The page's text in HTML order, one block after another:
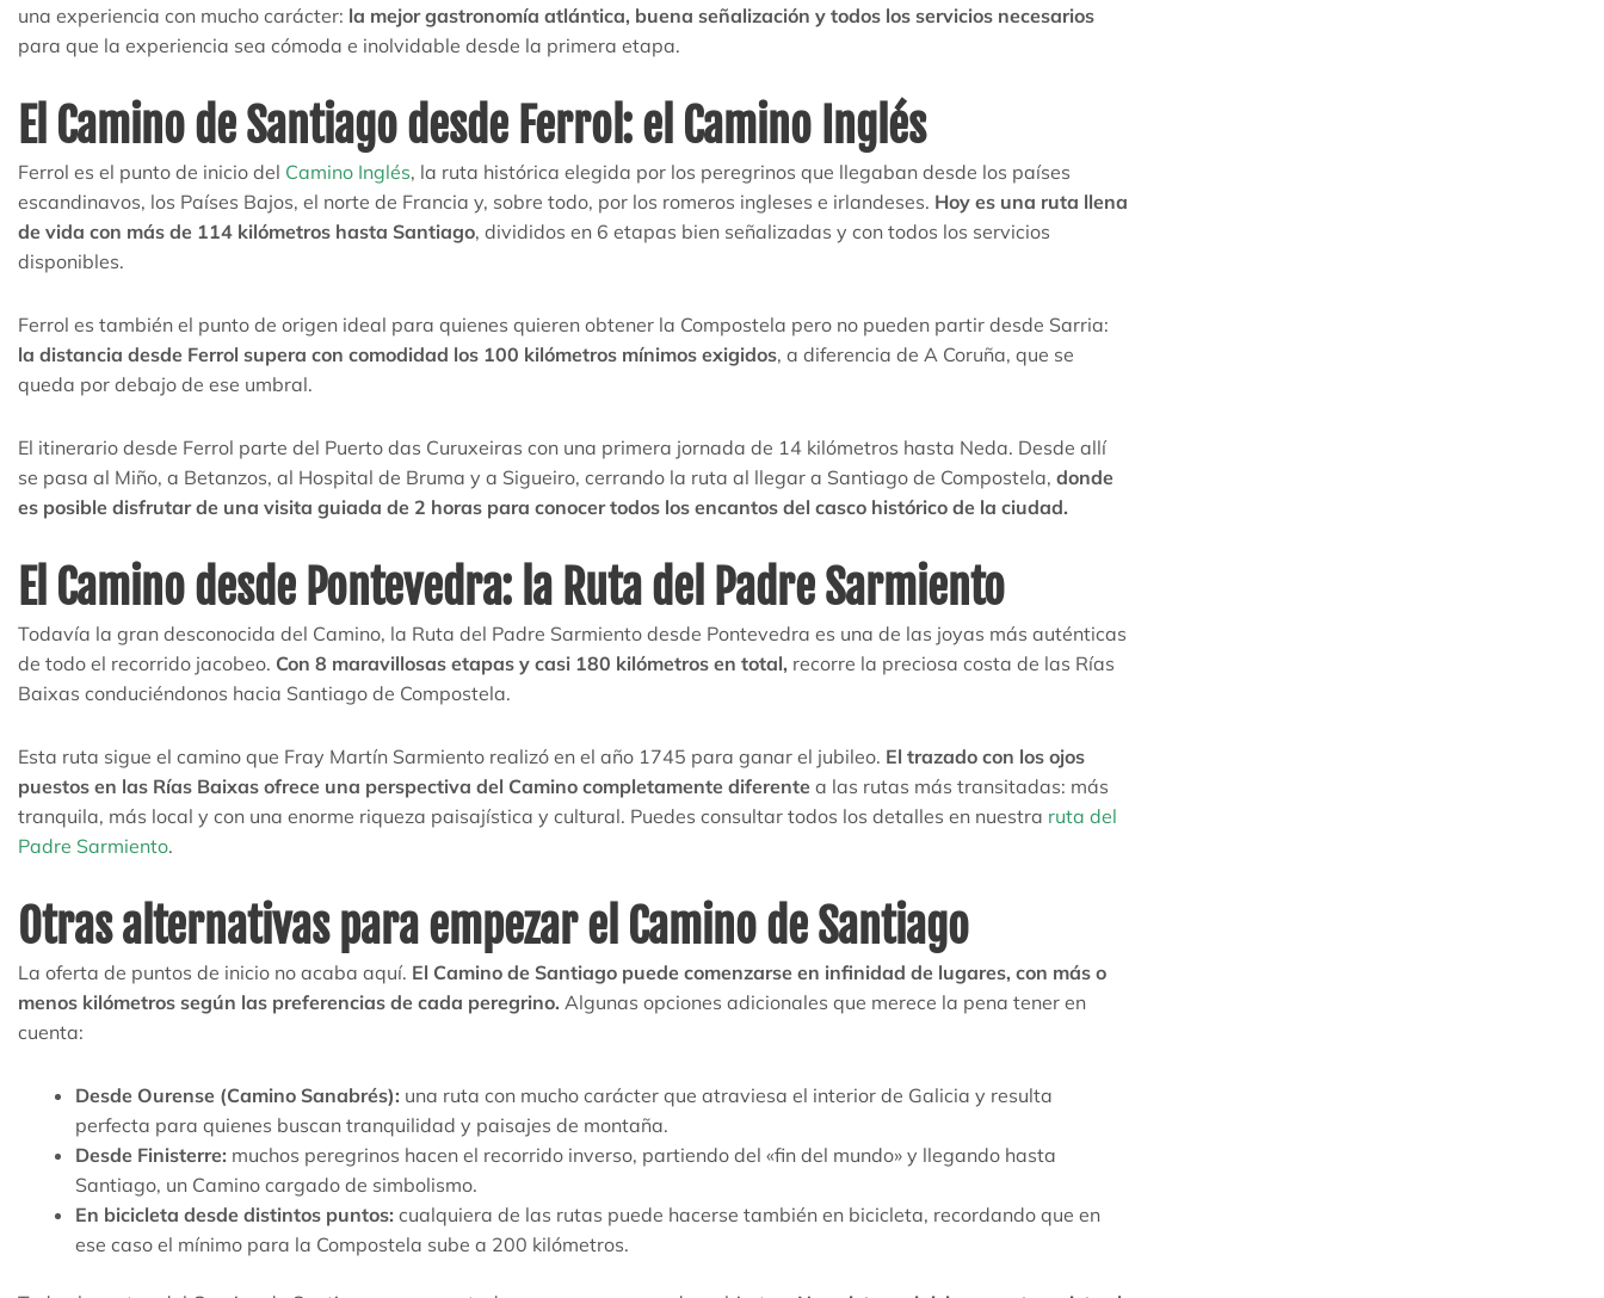
una experiencia con mucho carácter: la mejor gastronomía atlántica, buena señalización y todos los servicios necesarios
para que la experiencia sea cómoda e inolvidable desde la primera etapa.
El Camino de Santiago desde Ferrol: el Camino Inglés
Ferrol es el punto de inicio del Camino Inglés, la ruta histórica elegida por los peregrinos que llegaban desde los países
escandinavos, los Países Bajos, el norte de Francia y, sobre todo, por los romeros ingleses e irlandeses. Hoy es una ruta llena
de vida con más de 114 kilómetros hasta Santiago, divididos en 6 etapas bien señalizadas y con todos los servicios
disponibles.
Ferrol es también el punto de origen ideal para quienes quieren obtener la Compostela pero no pueden partir desde Sarria:
la distancia desde Ferrol supera con comodidad los 100 kilómetros mínimos exigidos, a diferencia de A Coruña, que se
queda por debajo de ese umbral.
El itinerario desde Ferrol parte del Puerto das Curuxeiras con una primera jornada de 14 kilómetros hasta Neda. Desde allí
se pasa al Miño, a Betanzos, al Hospital de Bruma y a Sigueiro, cerrando la ruta al llegar a Santiago de Compostela, donde
es posible disfrutar de una visita guiada de 2 horas para conocer todos los encantos del casco histórico de la ciudad.
El Camino desde Pontevedra: la Ruta del Padre Sarmiento
Todavía la gran desconocida del Camino, la Ruta del Padre Sarmiento desde Pontevedra es una de las joyas más auténticas
de todo el recorrido jacobeo. Con 8 maravillosas etapas y casi 180 kilómetros en total, recorre la preciosa costa de las Rías
Baixas conduciéndonos hacia Santiago de Compostela.
Esta ruta sigue el camino que Fray Martín Sarmiento realizó en el año 1745 para ganar el jubileo. El trazado con los ojos
puestos en las Rías Baixas ofrece una perspectiva del Camino completamente diferente a las rutas más transitadas: más
tranquila, más local y con una enorme riqueza paisajística y cultural. Puedes consultar todos los detalles en nuestra ruta del
Padre Sarmiento.
Otras alternativas para empezar el Camino de Santiago
La oferta de puntos de inicio no acaba aquí. El Camino de Santiago puede comenzarse en infinidad de lugares, con más o
menos kilómetros según las preferencias de cada peregrino. Algunas opciones adicionales que merece la pena tener en
cuenta:
Desde Ourense (Camino Sanabrés): una ruta con mucho carácter que atraviesa el interior de Galicia y resulta
perfecta para quienes buscan tranquilidad y paisajes de montaña.
Desde Finisterre: muchos peregrinos hacen el recorrido inverso, partiendo del «fin del mundo» y llegando hasta
Santiago, un Camino cargado de simbolismo.
En bicicleta desde distintos puntos: cualquiera de las rutas puede hacerse también en bicicleta, recordando que en
ese caso el mínimo para la Compostela sube a 200 kilómetros.